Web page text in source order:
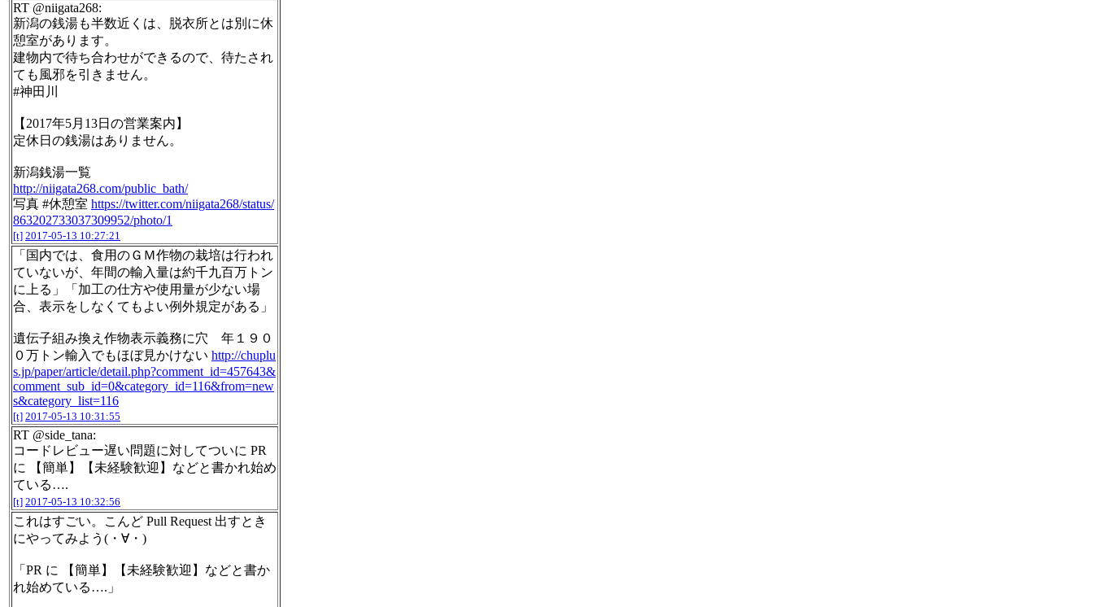
RT @niigata268:
新潟の銭湯も半数近くは、脱衣所とは別に休
憩室があります。
建物内で待ち合わせができるので、待たされ
ても風邪を引きません。
#神田川
【2017年5月13日の営業案内】
定休日の銭湯はありません。
新潟銭湯一覧
http://niigata268.com/public_bath/
写真 #休憩室 https://twitter.com/niigata268/status/
863202733037309952/photo/1
[t] 2017-05-13 10:27:21
「国内では、食用のＧＭ作物の栽培は行われ
ていないが、年間の輸入量は約千九百万トン
に上る」「加工の仕方や使用量が少ない場
合、表示をしなくてもよい例外規定がある」
遺伝子組み換え作物表示義務に穴 年１９０
０万トン輸入でもほぼ見かけない http://chuplu
s.jp/paper/article/detail.php?comment_id=457643&
comment_sub_id=0&category_id=116&from=new
s&category_list=116
[t] 2017-05-13 10:31:55
RT @side_tana:
コードレビュー遅い問題に対してついに PR
に 【簡単】【未経験歓迎】などと書かれ始め
ている….
[t] 2017-05-13 10:32:56
これはすごい。こんど Pull Request 出すとき
にやってみよう(・∀・)
「PR に 【簡単】【未経験歓迎】などと書か
れ始めている….」